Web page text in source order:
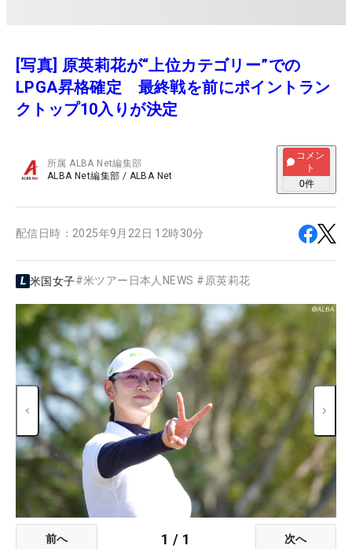
[写真] 原英莉花が“上位カテゴリー”での
LPGA昇格確定 最終戦を前にポイントラン
クトップ10入りが決定
所属ALBA Net編集部
ALBA Net編集部 / ALBA Net
コメン
ト
0件
配信日時： 2025年9月22日 12時30分
米国女子#米ツアー日本人NEWS # 原英莉花
前へ 1 / 1 次へ